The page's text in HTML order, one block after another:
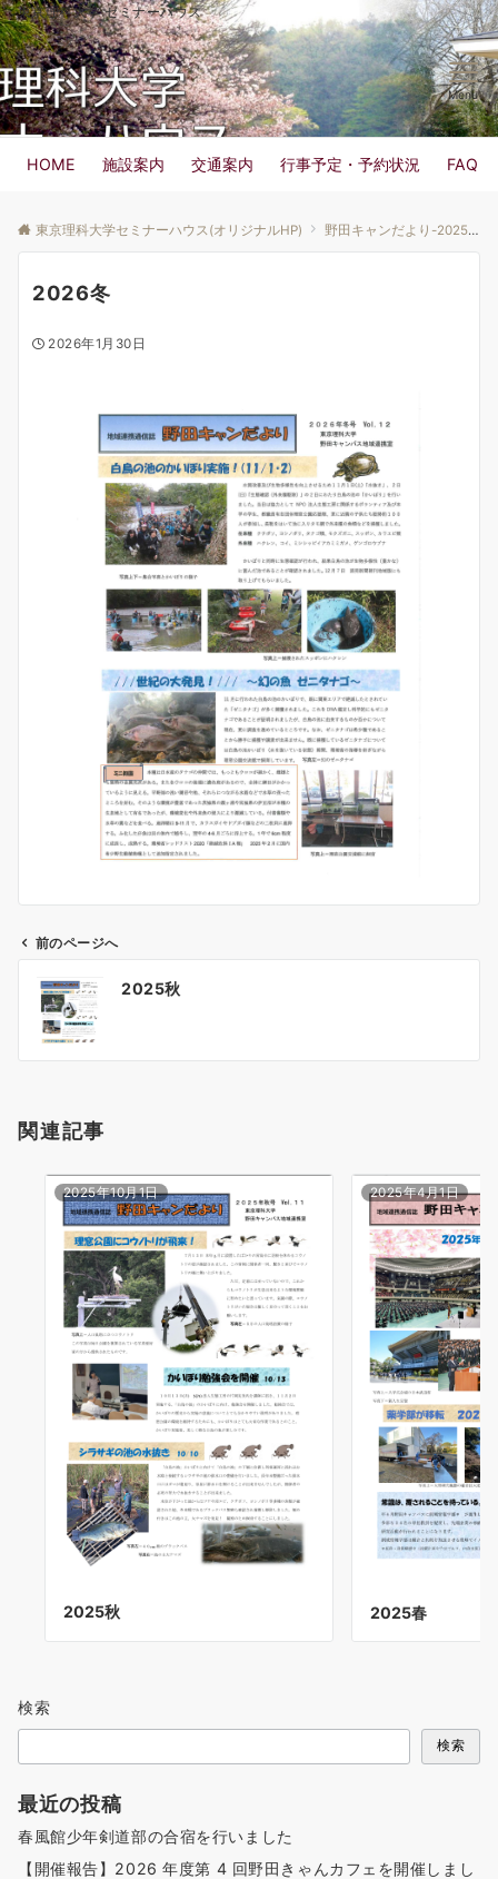
東京理科大学 セミナーハウス
Menu
HOME 施設案内 交通案内 行事予定・予約状況 FAQ
東京理科大学セミナーハウス(オリジナルHP) 野田キャンだより-2025
2026冬
2026年1月30日
ビ
シ
前のページへ
2025秋
関連記事
2025年10月1日
2025秋
2025年4月1日
2025春
検索
検索
最近の投稿
春風館少年剣道部の合宿を行いました
【開催報告】2026 年度第 4 回野田きゃんカフェを開催しまし